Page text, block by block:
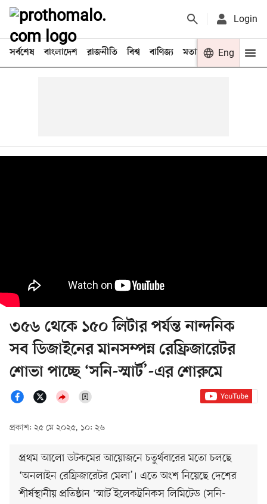
Login
সর্বশেষ বাংলাদেশ রাজনীতি বিশ্ব বাণিজ্য মতামত খেলা
Eng
৩৫৬ থেকে ১৫০ লিটার পর্যন্ত নান্দনিক
সব ডিজাইনের মানসম্পন্ন রেফ্রিজারেটর
শোভা পাচ্ছে ‘সনি-স্মার্ট’-এর শোরুমে
প্রকাশ: ২৫ মে ২০২৫, ১০: ২৬
প্রথম আলো ডটকমের আয়োজনে চতুর্থবারের মতো চলছে
‘অনলাইন রেফ্রিজারেটর মেলা’। এতে অংশ নিয়েছে দেশের
শীর্ষস্থানীয় প্রতিষ্ঠান 'স্মার্ট ইলেকট্রনিকস লিমিটেড (সনি-